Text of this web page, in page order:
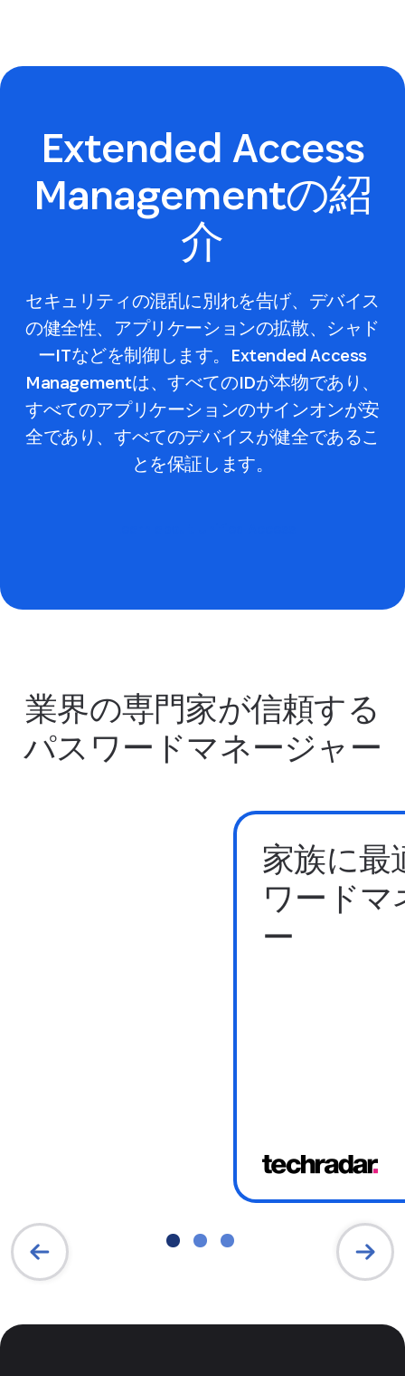
Extended Access
Managementの紹
介
セキュリティの混乱に別れを告げ、デバイス
の健全性、アプリケーションの拡散、シャド
ーITなどを制御します。Extended Access
Managementは、すべてのIDが本物であり、
すべてのアプリケーションのサインオンが安
全であり、すべてのデバイスが健全であるこ
とを保証します。
業界の専門家が信頼する
パスワードマネージャー
家族に最
ワードマ
ー